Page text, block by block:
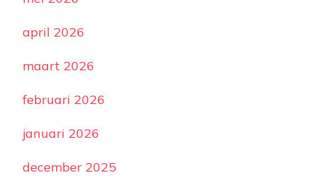
april 2026
maart 2026
februari 2026
januari 2026
december 2025